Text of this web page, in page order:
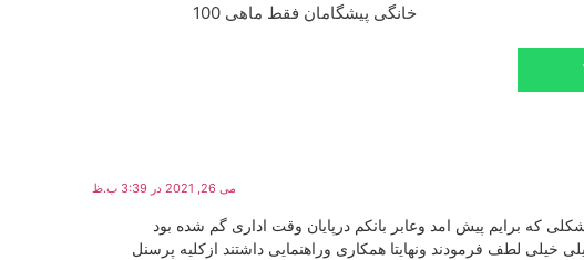
خانگی پیشگامان فقط ماهی 100
می 26, 2021 در 3:39 ب.ظ
که برایم پیش امد وعابر بانکم درپایان وقت اداری گم شده بود
خیلی لطف فرمودند ونهایتا همکاری وراهنمایی داشتند ازکلیه پرسنل